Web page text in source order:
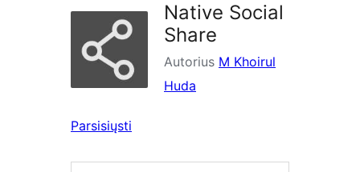
Native Social
Share
Autorius M Khoirul
Huda
Parsisiųsti